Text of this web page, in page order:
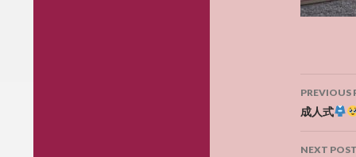
Post
PREVIOUS
成人式
NEXT POST